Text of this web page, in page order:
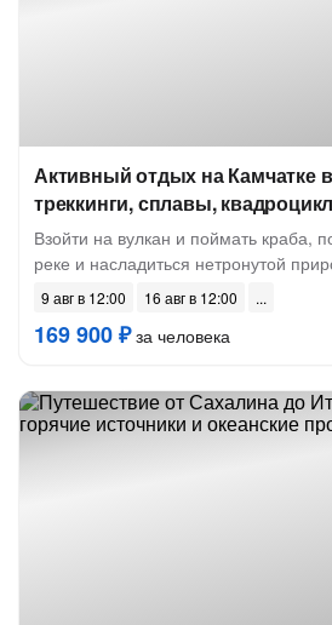
Активный отдых на Камчатке
треккинги, сплавы,
Взойти на вулкан и поймать краба,
реке и насладиться нетронутой
9 авг в 12:00 16 авг в 12:00
169 900 ₽за человека